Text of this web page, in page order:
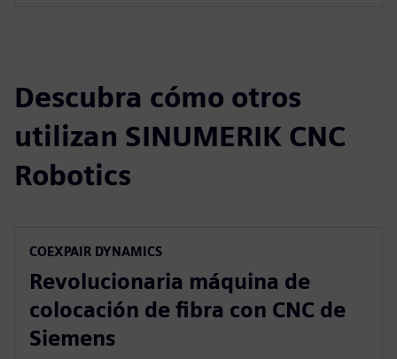
Descubra cómo otros
utilizan SINUMERIK CNC
Robotics
COEXPAIR DYNAMICS
Revolucionaria máquina de
colocación de fibra con CNC de
Siemens